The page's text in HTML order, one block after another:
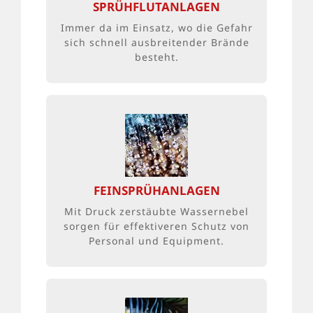
SPRÜHFLUTANLAGEN
Immer da im Einsatz, wo die Gefahr
sich schnell ausbreitender Brände
besteht.
beaufschlagt. Auch geeignet zur
hochbrennbarer Objekte.
FEINSPRÜHANLAGEN
Mit Druck zerstäubte Wassernebel
sorgen für effektiveren Schutz von
Personal und Equipment.
MEHR FÜR WENIGER?
Durch Druck erzeugte Wassernebel
schützen im Brandfall effektiver – und
die Löschanlage benötigt weniger
Löschwasser, Energie und Raum.